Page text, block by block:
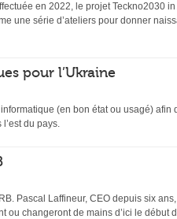
en 2022, le projet Teckno2030
une série d’ateliers pour donner
pour l’Ukraine
(en bon état ou usagé)
du pays.
Pascal Laffineur, CEO depuis six
changeront de mains d’ici le début